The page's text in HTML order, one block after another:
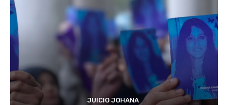
JUICIO JOHANA